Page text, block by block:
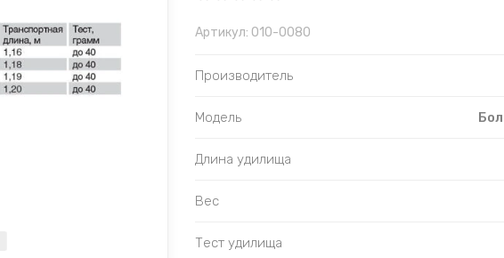
Артикул: 010-0080
Производитель
Модель
Длина удилища
Вес
Тест удилища